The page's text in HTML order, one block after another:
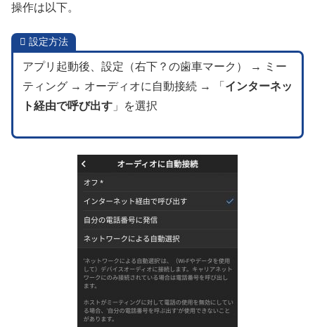
操作は以下。
設定方法
アプリ起動後、設定（右下？の歯車マーク） → ミー
ティング → オーディオに自動接続 → 「 インターネッ
ト経由で呼び出す」を選択